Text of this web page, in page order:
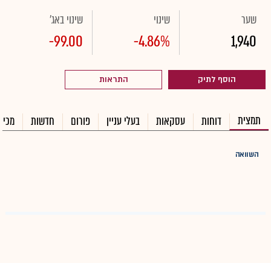
שער
1,940
שינוי
-4.86%
שינוי באג'
-99.00
הוסף לתיק התראות
תמצית דוחות עסקאות בעלי עניין פורום חדשות
השוואה